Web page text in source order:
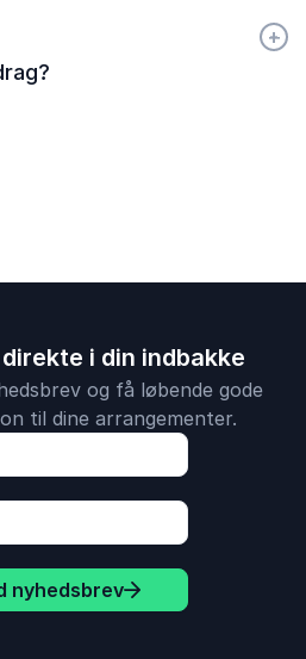
+
-
i din indbakke
og få løbende gode
til dine arrangementer.
nyhedsbrev